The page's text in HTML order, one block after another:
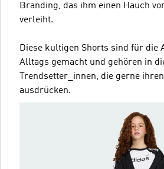
Branding, das ihm einen Hauch
verleiht.
Diese kultigen Shorts sind für die
Alltags gemacht und gehören in
Trendsetter_innen, die gerne
ausdrücken.